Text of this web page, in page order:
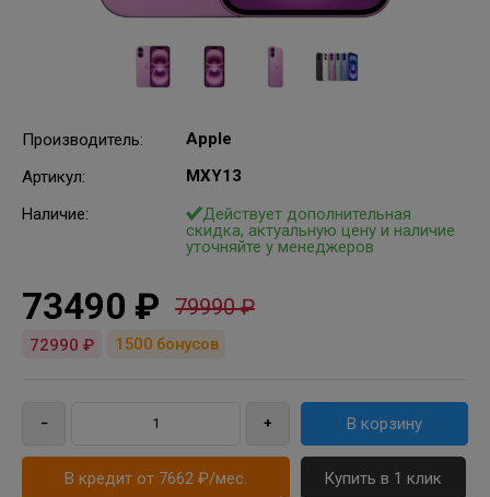
Производитель:
Apple
Артикул:
MXY13
Наличие:
Действует дополнительная
скидка, актуальную цену и наличие
уточняйте у менеджеров
73490 ₽ 79990 ₽
1500 бонусов
72990 ₽
В кредит от 7662 ₽/мес. Купить в 1 клик